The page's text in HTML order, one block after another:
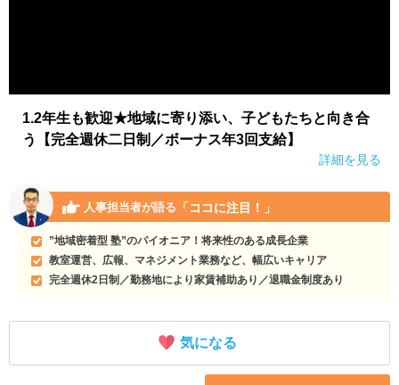
1.2年生も歓迎★地域に寄り添い、子どもたちと向き合
う【完全週休二日制／ボーナス年3回支給】
詳細を見る
人事担当者が語る 「ココに注目！」
”地域密着型 塾”のパイオニア！将来性のある成長企業
教室運営、広報、マネジメント業務など、幅広いキャリア
完全週休2日制／勤務地により家賃補助あり／退職金制度あり
気になる